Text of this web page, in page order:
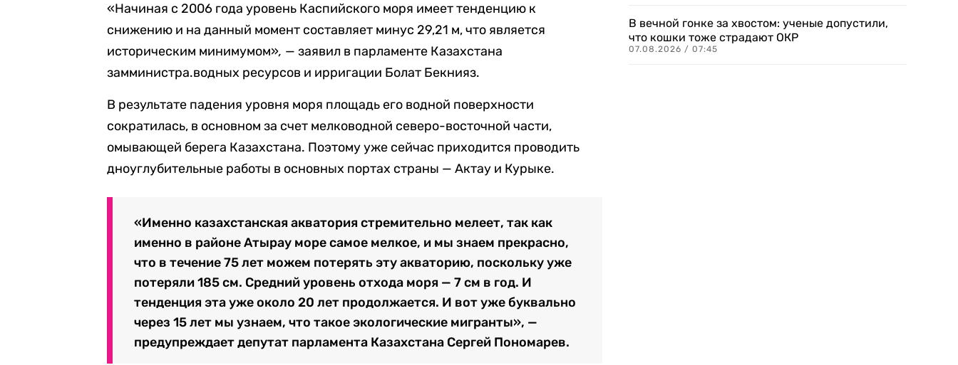
«Начиная с 2006 года уровень Каспийского моря имеет тенденцию к
снижению и на данный момент составляет минус 29,21 м, что является
историческим минимумом», — заявил в парламенте Казахстана
замминистра.водных ресурсов и ирригации Болат Бекнияз.
В результате падения уровня моря площадь его водной поверхности
сократилась, в основном за счет мелководной северо-восточной части,
омывающей берега Казахстана. Поэтому уже сейчас приходится проводить
дноуглубительные работы в основных портах страны — Актау и Курыке.
«Именно казахстанская акватория стремительно мелеет, так как
именно в районе Атырау море самое мелкое, и мы знаем прекрасно,
что в течение 75 лет можем потерять эту акваторию, поскольку уже
потеряли 185 см. Средний уровень отхода моря — 7 см в год. И
тенденция эта уже около 20 лет продолжается. И вот уже буквально
через 15 лет мы узнаем, что такое экологические мигранты», —
предупреждает депутат парламента Казахстана Сергей Пономарев.
В вечной гонке за хвостом: ученые допустили,
что кошки тоже страдают ОКР
07.08.2026 / 07:45